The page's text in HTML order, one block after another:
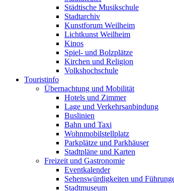
Städtische Musikschule
Stadtarchiv
Kunstforum Weilheim
Lichtkunst Weilheim
Kinos
Spiel- und Bolzplätze
Kirchen und Religion
Volkshochschule
Touristinfo
Übernachtung und Mobilität
Hotels und Zimmer
Lage und Verkehrsanbindung
Buslinien
Bahn und Taxi
Wohnmobilstellplatz
Parkplätze und Parkhäuser
Stadtpläne und Karten
Freizeit und Gastronomie
Eventkalender
Sehenswürdigkeiten und
Stadtmuseum